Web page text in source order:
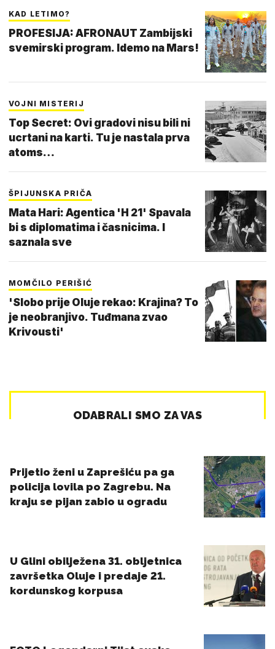
KAD LETIMO?
PROFESIJA: AFRONAUT Zambijski
svemirski program. Idemo na Mars!
VOJNI MISTERIJ
Top Secret: Ovi gradovi nisu bili ni
ucrtani na karti. Tu je nastala prva
atoms…
ŠPIJUNSKA PRIČA
Mata Hari: Agentica 'H 21' Spavala
bi s diplomatima i časnicima. I
saznala sve
MOMČILO PERIŠIĆ
'Slobo prije Oluje rekao: Krajina? To
je neobranjivo. Tuđmana zvao
Krivousti'